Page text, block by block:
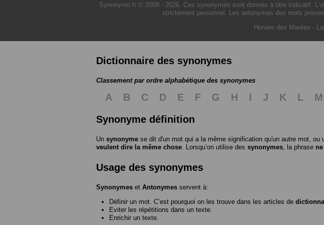
Synonymo.fr © 2009 - 2026. Ces synonymes sont donnés à titre indicatif.
strictement personnel. Les antonymes des mots
Horaire des Marées -
Dictionnaire des synonymes
Classement par ordre alphabétique des synonymes
A B C D E F G H I J K L M
Synonyme définition
Un synonyme se dit d'un mot qui a la même signification qu'un autre mot, ou
veulent dire la même chose . Lorsqu’on utilise des synonymes , la phrase
Usage des synonymes
Synonymes et Antonymes servent à:
Définir un mot. C’est pourquoi on les trouve dans les articles de
Eviter les répétitions dans un texte.
Enrichir un texte.